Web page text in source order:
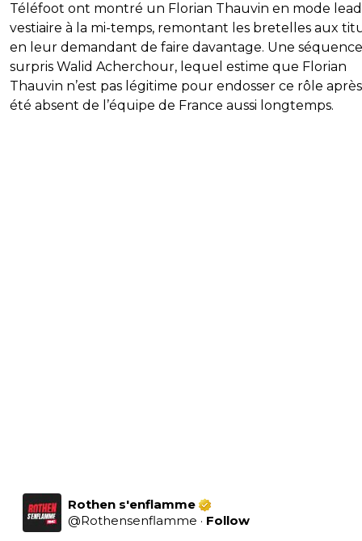
Téléfoot ont montré un Florian Thauvin en mode
vestiaire à la mi-temps, remontant les bretelles aux
en leur demandant de faire davantage. Une
surpris Walid Acherchour, lequel estime que Florian
Thauvin n’est pas légitime pour endosser ce rôle
été absent de l’équipe de France aussi longtemps.
Rothen s'enflamme
@Rothensenflamme · Follow